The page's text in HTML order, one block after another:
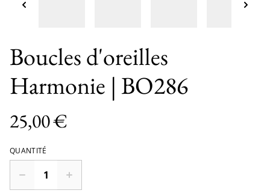
Boucles d'oreilles
Harmonie | BO286
25,00 €
QUANTITÉ